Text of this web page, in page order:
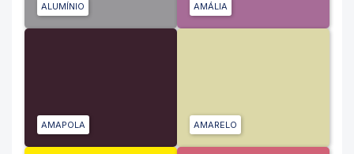
ALUMÍNIO AMÁLIA
AMAPOLA AMARELO